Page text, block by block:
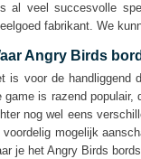
al veel succesvolle
fabrikant. We
Angry Birds
is voor de handliggend
game is razend
nog wel eens
voordelig mogelijk
je het Angry Birds